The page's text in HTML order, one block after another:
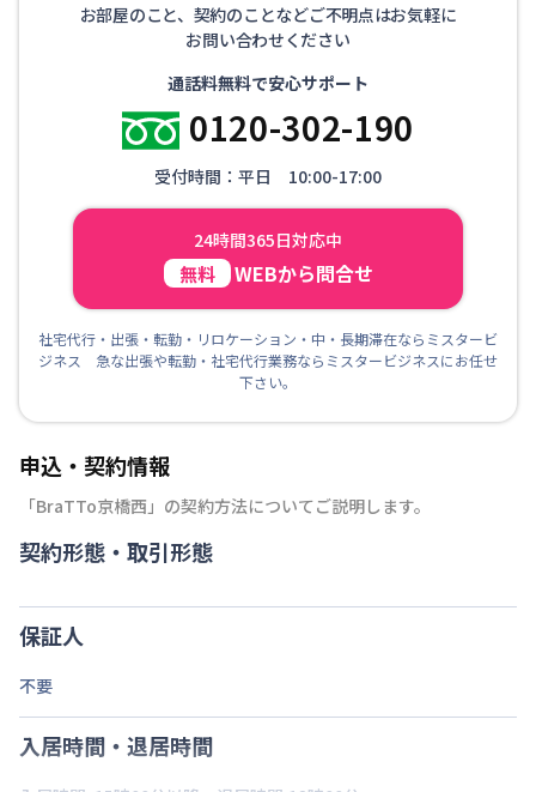
お部屋のこと、契約のことなどご不明点はお気軽に
お問い合わせください
通話料無料で安心サポート
0120-302-190
受付時間：平日 10:00-17:00
24時間365日対応中
無料 WEBから問合せ
社宅代行・出張・転勤・リロケーション・中・長期滞在ならミスタービ
ジネス 急な出張や転勤・社宅代行業務ならミスタービジネスにお任せ
下さい。
申込・契約情報
「BraTTo京橋西 」の契約方法についてご説明します。
契約形態・取引形態
保証人
不要
入居時間・退居時間